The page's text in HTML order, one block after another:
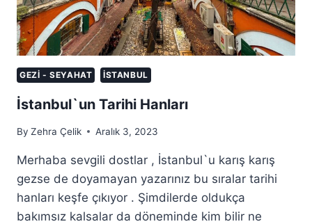
GEZI - SEYAHAT İSTANBUL
İstanbul`un Tarihi Hanları
By Zehra Çelik Aralık 3, 2023
Merhaba sevgili dostlar , İstanbul`u karış karış
gezse de doyamayan yazarınız bu sıralar tarihi
hanları keşfe çıkıyor . Şimdilerde oldukça
bakımsız kalsalar da döneminde kim bilir ne